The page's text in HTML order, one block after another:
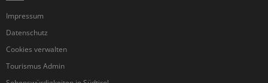
Impressum
Datenschutz
Cookies verwalten
Tourismus Admin